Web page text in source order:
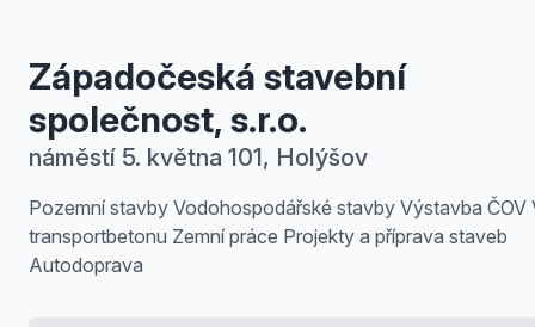
Západočeská stavební
společnost, s.r.o.
náměstí 5. května 101, Holýšov
Pozemní stavby Vodohospodářské stavby Výstavba ČOV
transportbetonu Zemní práce Projekty a příprava staveb
Autodoprava